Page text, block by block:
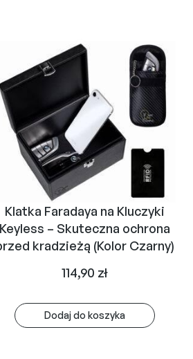
Klatka Faradaya na Kluczyki
Keyless – Skuteczna ochrona
kradzieżą (Kolor Czarny)
114,90 zł
Dodaj do koszyka